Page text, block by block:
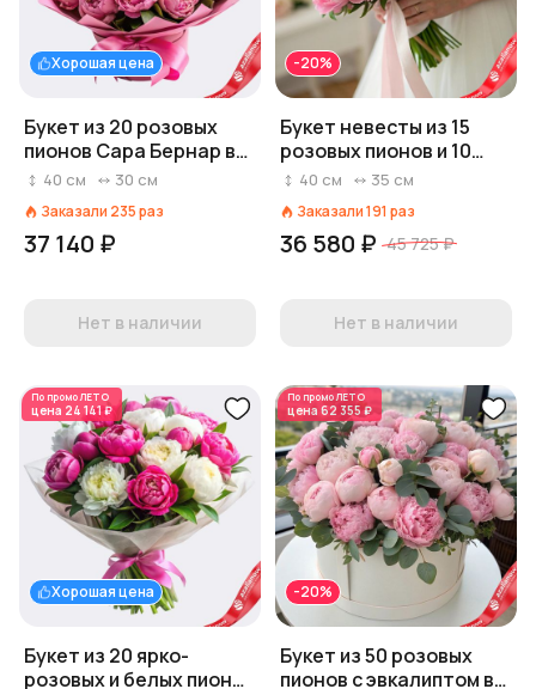
Хорошая цена
Букет из 20 розовых
пионов Сара Бернар в
упаковке
40 см 30 см
Заказали 235раз
37 140 ₽
Нет в наличии
-20%
Букет невесты из 15
розовых пионов и 10
белых нарциссов, с
40 см 35 см
Заказали191 раз
36 580 ₽ 45 725 ₽
Нет в наличии
По промоЛЕТО
цена 24 141 ₽
Хорошая цена
Букет из 20 ярко-
розовых и белых пионов
По промоЛЕТО
цена 62 355 ₽
-20%
Букет из 50 розовых
пионов с эвкалиптом в